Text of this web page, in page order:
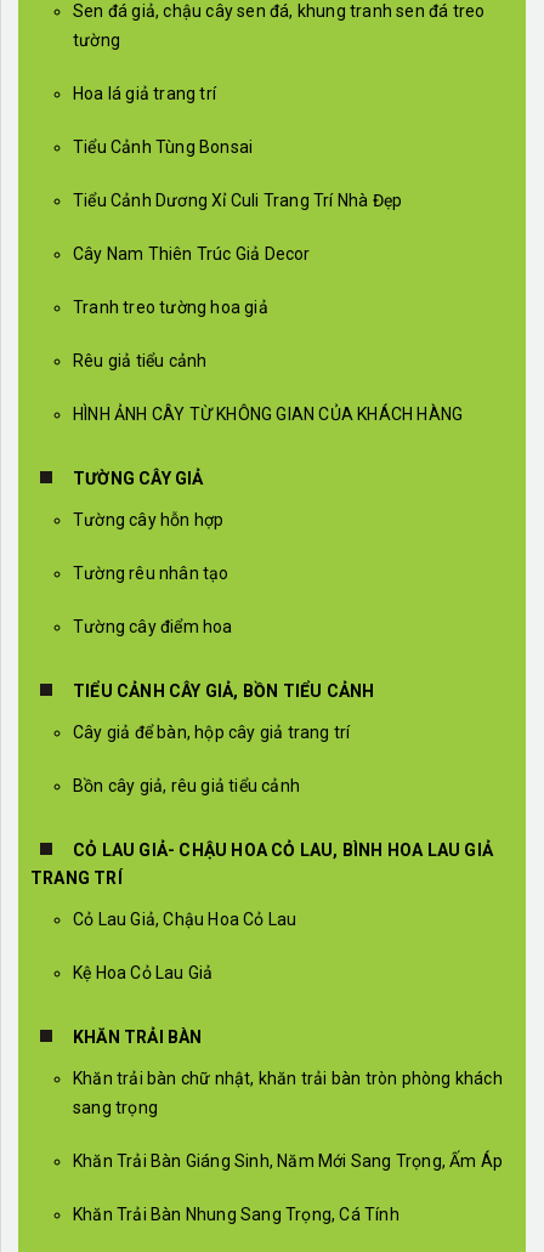
Sen đá giả, chậu cây sen đá, khung tranh sen đá treo
tường
Hoa lá giả trang trí
Tiểu Cảnh Tùng Bonsai
Tiểu Cảnh Dương Xỉ Culi Trang Trí Nhà Đẹp
Cây Nam Thiên Trúc Giả Decor
Tranh treo tường hoa giả
Rêu giả tiểu cảnh
HÌNH ẢNH CÂY TỪ KHÔNG GIAN CỦA KHÁCH HÀNG
TƯỜNG CÂY GIẢ
Tường cây hỗn hợp
Tường rêu nhân tạo
Tường cây điểm hoa
TIỂU CẢNH CÂY GIẢ, BỒN TIỂU CẢNH
Cây giả để bàn, hộp cây giả trang trí
Bồn cây giả, rêu giả tiểu cảnh
CỎ LAU GIẢ- CHẬU HOA CỎ LAU, BÌNH HOA LAU GIẢ
TRANG TRÍ
Cỏ Lau Giả, Chậu Hoa Cỏ Lau
Kệ Hoa Cỏ Lau Giả
KHĂN TRẢI BÀN
Khăn trải bàn chữ nhật, khăn trải bàn tròn phòng khách
sang trọng
Khăn Trải Bàn Giáng Sinh, Năm Mới Sang Trọng, Ấm Áp
Khăn Trải Bàn Nhung Sang Trọng, Cá Tính